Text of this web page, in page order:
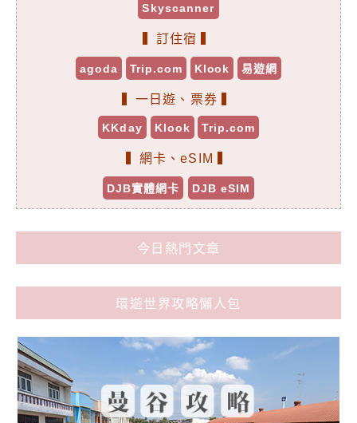
Skyscanner
▍訂住宿 ▍
agoda Trip.com Klook 易遊網
▍一日遊、票券 ▍
KKday Klook Trip.com
▍網卡、eSIM ▍
DJB實體網卡 DJB eSIM
今日熱門文章
環遊世界攻略懶人包